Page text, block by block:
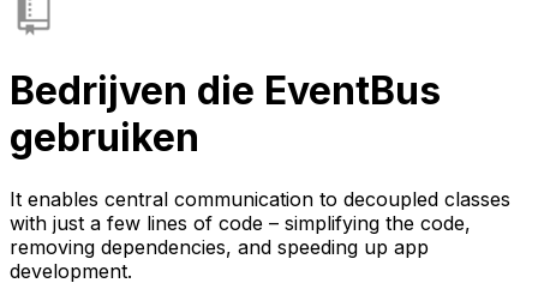
Bedrijven die EventBus
gebruiken
It enables central communication to decoupled classes
with just a few lines of code – simplifying the code,
removing dependencies, and speeding up app
development.